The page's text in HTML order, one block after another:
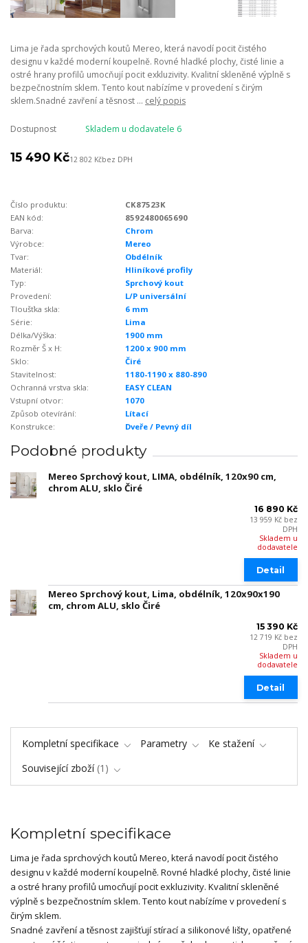
Lima je řada sprchových koutů Mereo, která navodí pocit čistého
designu v každé moderní koupelně. Rovné hladké plochy, čisté linie a
ostré hrany profilů umocňují pocit exkluzivity. Kvalitní skleněné výplně s
bezpečnostním sklem. Tento kout nabízíme v provedení s čirým
sklem.Snadné zavření a těsnost ... celý popis
Dostupnost Skladem u dodavatele 6
15 490 Kč12 802 Kčbez DPH
Číslo produktu:
CK87523K
EAN kód:
8592480065690
Barva:
Chrom
Výrobce:
Mereo
Tvar:
Obdélník
Materiál:
Hliníkové profily
Typ:
Sprchový kout
Provedení:
L/P universální
Tloušťka skla:
6 mm
Série:
Lima
Délka/Výška:
1900 mm
Rozměr Š x H:
1200 x 900 mm
Sklo:
Čiré
Stavitelnost:
1180-1190 x 880-890
Ochranná vrstva skla:
EASY CLEAN
Vstupní otvor:
1070
Způsob otevírání:
Lítací
Konstrukce:
Dveře / Pevný díl
Podobné produkty
Mereo Sprchový kout, LIMA, obdélník, 120x90 cm,
chrom ALU, sklo Čiré
16 890 Kč
13 959 Kč bez
DPH
Skladem u
dodavatele
Detail
Mereo Sprchový kout, Lima, obdélník, 120x90x190
cm, chrom ALU, sklo Čiré
15 390 Kč
12 719 Kč bez
DPH
Skladem u
dodavatele
Detail
Kompletní specifikace Parametry
Ke stažení
Související zboží 1
Kompletní specifikace
Lima je řada sprchových koutů Mereo, která navodí pocit čistého
designu v každé moderní koupelně. Rovné hladké plochy, čisté linie
a ostré hrany profilů umocňují pocit exkluzivity. Kvalitní skleněné
výplně s bezpečnostním sklem. Tento kout nabízíme v provedení s
čirým sklem.
Snadné zavření a těsnost zajišťují stírací a silikonové lišty, opatřené